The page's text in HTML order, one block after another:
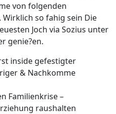
von folgenden
so fahig sein Die
Joch via Sozius unter
genie?en.
inside gefestigter
& Nachkomme
Familienkrise –
raushalten